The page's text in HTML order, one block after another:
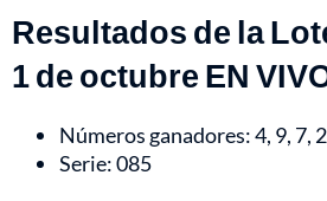
Resultados de la
1 de octubre EN
Números ganadores: 4, 9, 7, 2
Serie: 085